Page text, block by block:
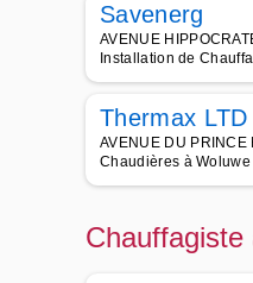
Savenerg
AVENUE
Installation de
Thermax LTD
AVENUE DU
Chaudières à